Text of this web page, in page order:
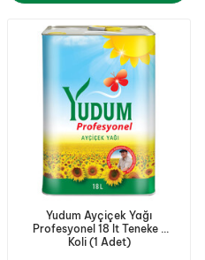
Yudum Ayçiçek Yağı
Profesyonel 18 lt Teneke 1
Koli (1 Adet)